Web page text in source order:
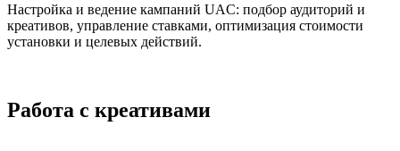
Настройка и ведение кампаний UAC: подбор аудиторий и
креативов, управление ставками, оптимизация стоимости
установки и целевых действий.
Работа с креативами